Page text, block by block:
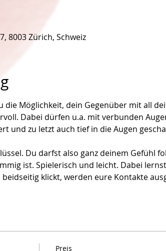
8003 Zürich, Schweiz
Möglichkeit, dein Gegenüber mit all
Dabei dürfen u.a. mit verbunden
und zu letzt auch tief in die Augen
Du darfst also ganz deinem Gefühl
ist. Spielerisch und leicht. Dabei
klickt, werden eure Kontakte
Preis